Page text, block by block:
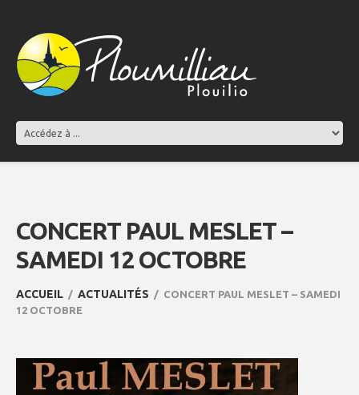
CONCERT PAUL MESLET –
SAMEDI 12 OCTOBRE
ACCUEIL ACTUALITÉS
CONCERT PAUL MESLET – SAMEDI
12 OCTOBRE